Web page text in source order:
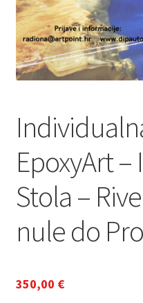
EpoxyArt –
Stola –
nule do
350,00 €